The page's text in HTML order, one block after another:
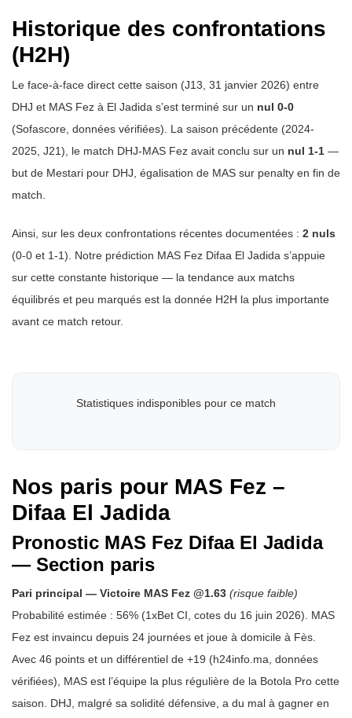
Historique des confrontations
(H2H)
Le face-à-face direct cette saison (J13, 31 janvier 2026) entre
DHJ et MAS Fez à El Jadida s’est terminé sur un nul 0-0
(Sofascore, données vérifiées). La saison précédente (2024-
2025, J21), le match DHJ-MAS Fez avait conclu sur un nul 1-1 —
but de Mestari pour DHJ, égalisation de MAS sur penalty en fin de
match.
Ainsi, sur les deux confrontations récentes documentées : 2 nuls
(0-0 et 1-1). Notre prédiction MAS Fez Difaa El Jadida s’appuie
sur cette constante historique — la tendance aux matchs
équilibrés et peu marqués est la donnée H2H la plus importante
avant ce match retour.
Statistiques indisponibles pour ce match
Nos paris pour MAS Fez –
Difaa El Jadida
Pronostic MAS Fez Difaa El Jadida
— Section paris
Pari principal — Victoire MAS Fez @1.63 (risque faible)
Probabilité estimée : 56% (1xBet CI, cotes du 16 juin 2026). MAS
Fez est invaincu depuis 24 journées et joue à domicile à Fès.
Avec 46 points et un différentiel de +19 (h24info.ma, données
vérifiées), MAS est l’équipe la plus régulière de la Botola Pro cette
saison. DHJ, malgré sa solidité défensive, a du mal à gagner en